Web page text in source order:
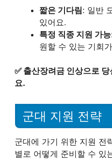
짧은 기다림: 일반
있어요.
특정 직종 지원 가능
원할 수 있는 기회
✅ 출산장려금 인상으로 당
요.
군대 지원 전략
군대에 가기 위한 지원 전
별로 어떻게 준비할 수 있